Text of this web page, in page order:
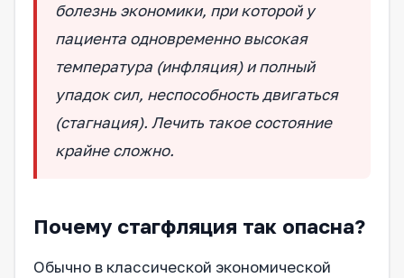
болезнь экономики, при которой у
пациента одновременно высокая
температура (инфляция) и полный
упадок сил, неспособность двигаться
(стагнация). Лечить такое состояние
крайне сложно.
Почему стагфляция так опасна?
Обычно в классической экономической